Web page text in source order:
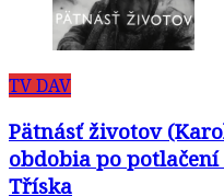
TV DAV
Pätnásť životov
obdobia po potlačení
Tříska